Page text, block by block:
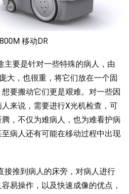
移动DR
主要是针对一些特殊的病人，由
大，也很重，将它们放在一个固
要搬动它们更是艰难。对一些因
来说，需要进行X光机检查，可
，不仅为难病人，也为难看护病
病人还有可能在移动过程中出现
接推到病人的床旁，对病人进行
易操作，以及快速成像的优点，